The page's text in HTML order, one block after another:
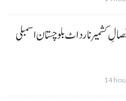
کشمیر نا رد اٹ بلوچستان اسمبلی
14